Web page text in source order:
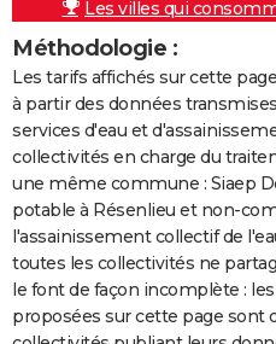
Les villes qui
Méthodologie :
Les tarifs affichés sur cette
à partir des données
services d'eau et
collectivités en charge du
une même commune : Siaep
potable à Résenlieu et non-
l'assainissement collectif de
toutes les collectivités ne
le font de façon incomplète :
proposées sur cette page sont